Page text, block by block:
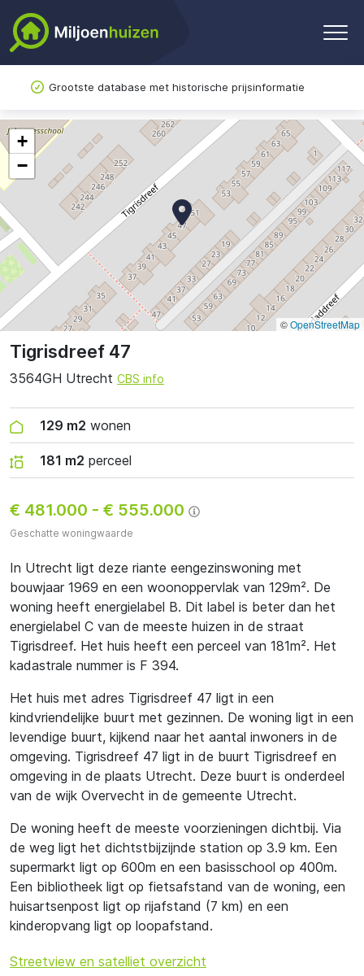
Grootste database met historische prijsinformatie
Tigrisdreef 47
3564GH Utrecht CBS info
129 m2 wonen
181 m2 perceel
€ 481.000 - € 555.000
Geschatte woningwaarde
In Utrecht ligt deze riante eengezinswoning met
bouwjaar 1969 en een woonoppervlak van 129m². De
woning heeft energielabel B. Dit label is beter dan het
energielabel C van de meeste huizen in de straat
Tigrisdreef. Het huis heeft een perceel van 181m². Het
kadastrale nummer is F 394.
Het huis met adres Tigrisdreef 47 ligt in een
kindvriendelijke buurt met gezinnen. De woning ligt in een
levendige buurt, kijkend naar het aantal inwoners in de
omgeving. Tigrisdreef 47 ligt in de buurt Tigrisdreef en
omgeving in de plaats Utrecht. Deze buurt is onderdeel
van de wijk Overvecht in de gemeente Utrecht.
De woning heeft de meeste voorzieningen dichtbij. Via
de weg ligt het dichtstbijzijnde station op 3.9 km. Een
supermarkt ligt op 600m en een basisschool op 400m.
Een bibliotheek ligt op fietsafstand van de woning, een
huisartsenpost ligt op rijafstand (7 km) en een
kinderopvang ligt op loopafstand.
Streetview en satelliet overzicht
+
−
©OpenStreetMap